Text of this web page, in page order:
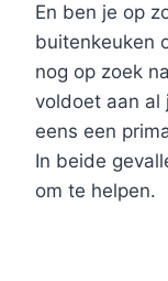
En ben je op
buitenkeuken
nog op zoek
voldoet aan al
eens een
In beide
om te helpen.